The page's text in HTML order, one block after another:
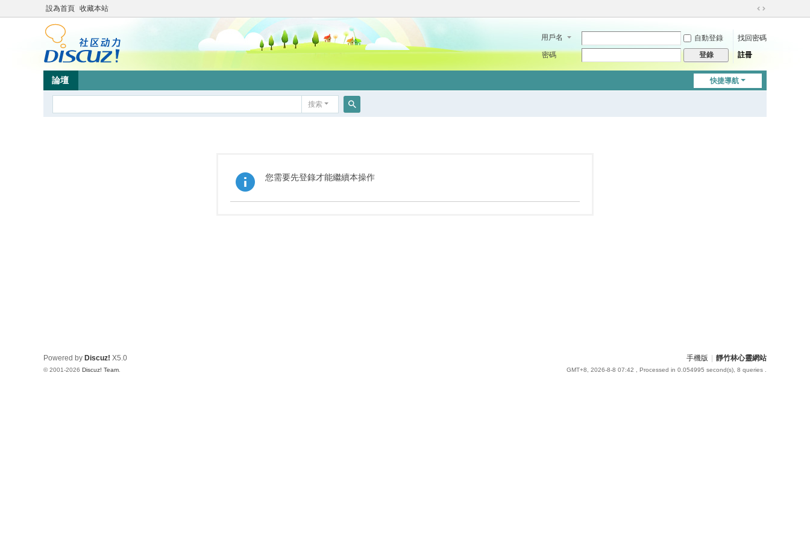
設為首頁 收藏本站
切
到
用戶名 自動登錄
找回密碼
密碼
登錄 註冊
快捷導航
論壇
搜索
您需要先登錄才能繼續本操作
手機版 靜竹林心靈網站
GMT+8, 2026-8-8 07:42 , Processed in 0.054995 second(s), 8 queries .
Powered by Discuz! X5.0
© 2001-2026 Discuz! Team